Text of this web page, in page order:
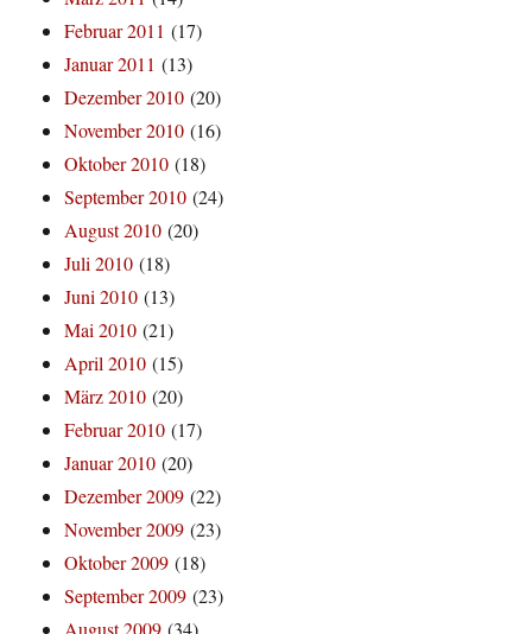
Februar 2011 (17)
Januar 2011 (13)
Dezember 2010 (20)
November 2010 (16)
Oktober 2010 (18)
September 2010 (24)
August 2010 (20)
Juli 2010 (18)
Juni 2010 (13)
Mai 2010 (21)
April 2010 (15)
März 2010 (20)
Februar 2010 (17)
Januar 2010 (20)
Dezember 2009 (22)
November 2009 (23)
Oktober 2009 (18)
September 2009 (23)